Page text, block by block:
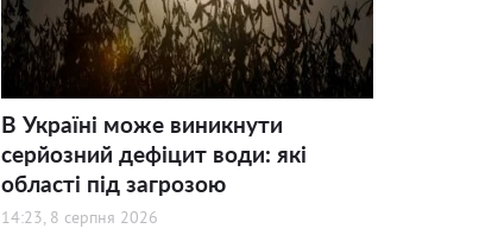
В Україні може виникнути
серйозний дефіцит води: які
області під загрозою
14:23, 8 серпня 2026